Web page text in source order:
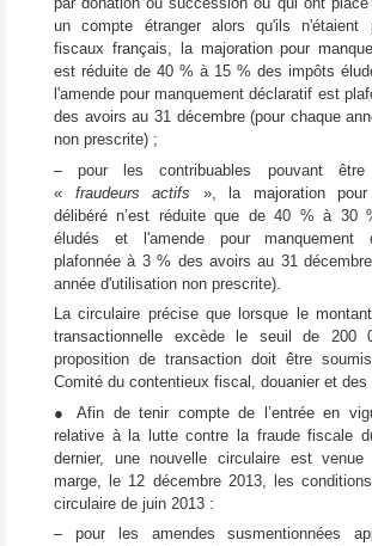
un compte étranger alors qu'ils n'étaient
fiscaux français, la majoration pour
est réduite de 40 % à 15 % des impôts
l'amende pour manquement déclaratif est
des avoirs au 31 décembre (pour chaque
non prescrite) ;
– pour les contribuables pouvant
« fraudeurs actifs », la majoration pour
délibéré n’est réduite que de 40 % à 30
éludés et l'amende pour manquement
plafonnée à 3 % des avoirs au 31
année d'utilisation non prescrite).
La circulaire précise que lorsque le
transactionnelle excède le seuil de 200
proposition de transaction doit être
Comité du contentieux fiscal, douanier et des
● Afin de tenir compte de l’entrée en
relative à la lutte contre la fraude fiscale
dernier, une nouvelle circulaire est
marge, le 12 décembre 2013, les
circulaire de juin 2013 :
– pour les amendes susmentionnées